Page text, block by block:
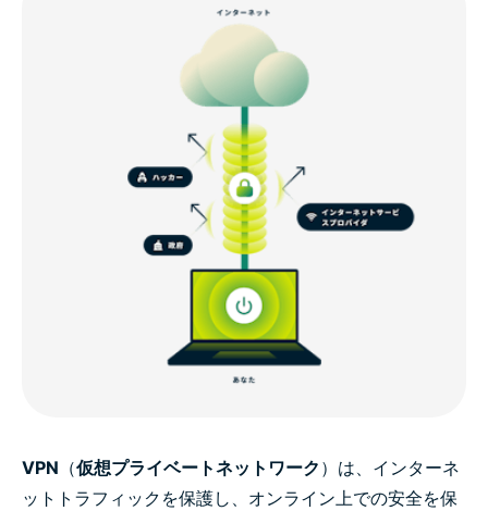
VPN （仮想プライベートネットワーク ）は、インターネ
ットトラフィックを保護し、オンライン上での安全を保